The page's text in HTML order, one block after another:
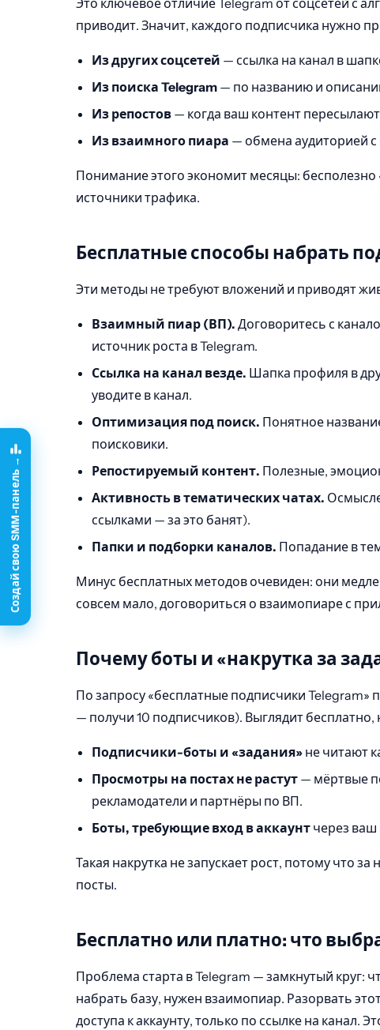
Это ключевое отличие Telegram от соцсетей с
приводит. Значит, каждого подписчика нужно
Из других соцсетей — ссылка на канал в
Из поиска Telegram — по названию и
Из репостов — когда ваш контент
Из взаимного пиара — обмена аудиторией
Понимание этого экономит месяцы:
источники трафика.
Бесплатные способы набрать
Эти методы не требуют вложений и приводят
Взаимный пиар (ВП). Договоритесь с
источник роста в Telegram.
Ссылка на канал везде. Шапка профиля в
уводите в канал.
Оптимизация под поиск. Понятное
поисковики.
Репостируемый контент. Полезные,
Активность в тематических чатах.
ссылками — за это банят).
Папки и подборки каналов. Попадание в
Минус бесплатных методов очевиден: они
совсем мало, договориться о взаимопиаре с
Почему боты и «накрутка за
По запросу «бесплатные подписчики
— получи 10 подписчиков). Выглядит бесплатно,
Подписчики-боты и «задания» не читают
Просмотры на постах не растут — мёртвые
рекламодатели и партнёры по ВП.
Боты, требующие вход в аккаунт через ваш
Такая накрутка не запускает рост, потому что
посты.
Бесплатно или платно: что
Проблема старта в Telegram — замкнутый круг:
набрать базу, нужен взаимопиар. Разорвать
доступа к аккаунту, только по ссылке на
Создай свою SMM-панель →